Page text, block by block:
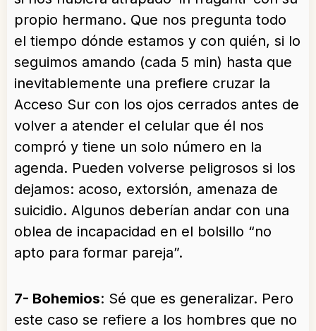
propio hermano. Que nos pregunta todo
el tiempo dónde estamos y con quién, si lo
seguimos amando (cada 5 min) hasta que
inevitablemente una prefiere cruzar la
Acceso Sur con los ojos cerrados antes de
volver a atender el celular que él nos
compró y tiene un solo número en la
agenda. Pueden volverse peligrosos si los
dejamos: acoso, extorsión, amenaza de
suicidio. Algunos deberían andar con una
oblea de incapacidad en el bolsillo “no
apto para formar pareja”.
7- Bohemios: Sé que es generalizar. Pero
este caso se refiere a los hombres que no